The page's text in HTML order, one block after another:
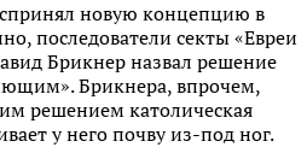
новую концепцию в
последователи секты «Евреи
Брикнер назвал решение
Брикнера, впрочем,
решением католическая
у него почву из-под ног.